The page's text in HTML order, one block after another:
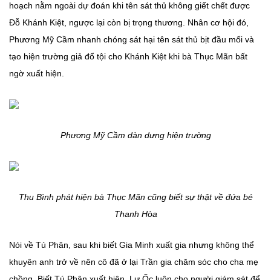
hoạch nằm ngoài dự đoán khi tên sát thủ không giết chết được
Đỗ Khánh Kiệt, ngược lại còn bị trọng thương. Nhân cơ hội đó,
Phương Mỹ Cầm nhanh chóng sát hại tên sát thủ bịt đầu mối và
tạo hiện trường giả đổ tội cho Khánh Kiệt khi bà Thục Mãn bất
ngờ xuất hiện.
Phương Mỹ Cầm dàn dưng hiện trường
Thu Bình phát hiện bà Thục Mãn cũng biết sự thật về đứa bé
Thanh Hòa
Nói về Tú Phân, sau khi biết Gia Minh xuất gia nhưng không thể
khuyên anh trở về nên cô đã ở lại Trần gia chăm sóc cho cha mẹ